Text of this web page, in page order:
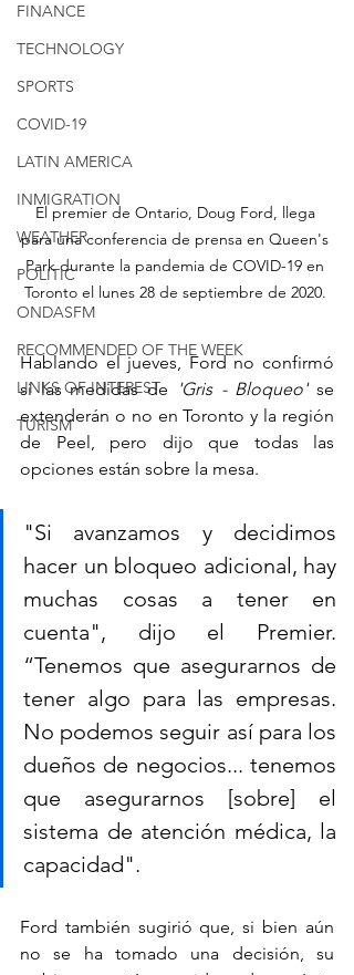
FINANCE
TECHNOLOGY
SPORTS
COVID-19
LATIN AMERICA
INMIGRATION
WEATHER
POLITIC
ONDASFM
RECOMMENDED OF THE WEEK
LINKS OF INTEREST
TURISM
El premier de Ontario, Doug Ford, llega
para una conferencia de prensa en Queen's
Park durante la pandemia de COVID-19 en
Toronto el lunes 28 de septiembre de 2020.
Hablando el jueves, Ford no confirmó
si las medidas de
'Gris - Bloqueo' se
extenderán o no en Toronto y la región
de Peel, pero dijo que todas las
opciones están sobre la mesa.
"Si avanzamos y decidimos
hacer un bloqueo adicional, hay
muchas cosas a tener en
cuenta", dijo el Premier.
“Tenemos que asegurarnos de
tener algo para las empresas.
No podemos seguir así para los
dueños de negocios... tenemos
que asegurarnos [sobre] el
sistema de atención médica, la
capacidad".
Ford también sugirió que, si bien aún
no se ha tomado una decisión, su